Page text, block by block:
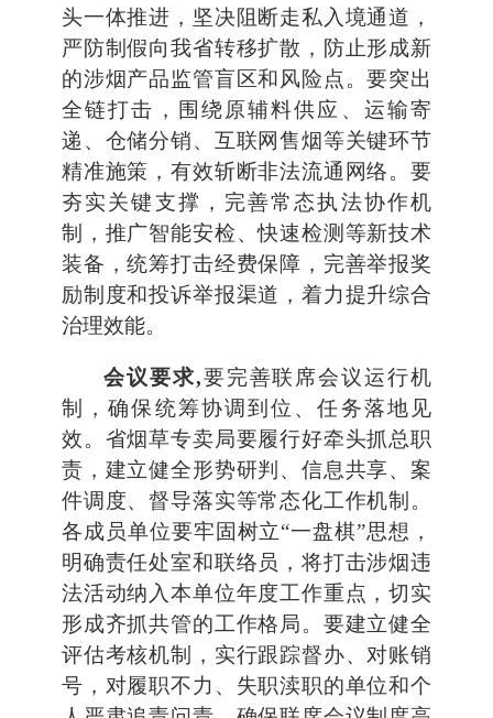
头一体推进，坚决阻断走私入境通道，
严防制假向我省转移扩散，防止形成新
的涉烟产品监管盲区和风险点。要突出
全链打击，围绕原辅料供应、运输寄
递、仓储分销、互联网售烟等关键环节
精准施策，有效斩断非法流通网络。要
夯实关键支撑，完善常态执法协作机
制，推广智能安检、快速检测等新技术
装备，统筹打击经费保障，完善举报奖
励制度和投诉举报渠道，着力提升综合
治理效能。
会议要求,要完善联席会议运行机
制，确保统筹协调到位、任务落地见
效。省烟草专卖局要履行好牵头抓总职
责，建立健全形势研判、信息共享、案
件调度、督导落实等常态化工作机制。
各成员单位要牢固树立“一盘棋”思想，
明确责任处室和联络员，将打击涉烟违
法活动纳入本单位年度工作重点，切实
形成齐抓共管的工作格局。要建立健全
评估考核机制，实行跟踪督办、对账销
号，对履职不力、失职渎职的单位和个